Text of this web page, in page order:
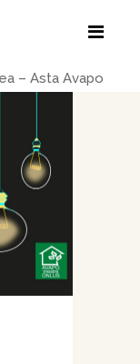
– Asta Avapo